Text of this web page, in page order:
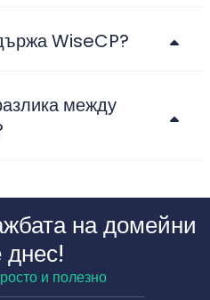
WiseCP?
между
на домейни
и полезно